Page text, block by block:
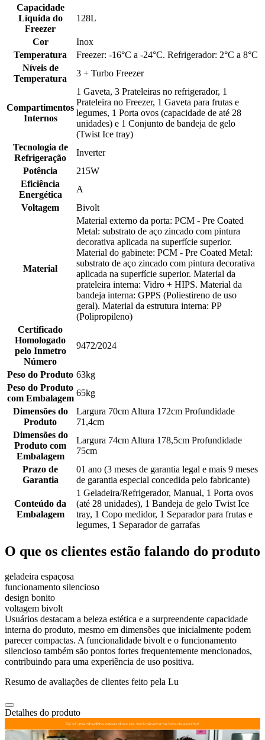
Capacidade
Líquida do
Freezer
128L
Cor
Inox
Temperatura
Freezer: -16°C a -24°C. Refrigerador: 2°C a 8°C
Níveis de
Temperatura
3 + Turbo Freezer
Compartimentos
Internos
1 Gaveta, 3 Prateleiras no refrigerador, 1
Prateleira no Freezer, 1 Gaveta para frutas e
legumes, 1 Porta ovos (capacidade de até 28
unidades) e 1 Conjunto de bandeja de gelo
(Twist Ice tray)
Tecnologia de
Refrigeração
Inverter
Potência
215W
Eficiência
Energética
A
Voltagem
Bivolt
Material
Material externo da porta: PCM - Pre Coated
Metal: substrato de aço zincado com pintura
decorativa aplicada na superfície superior.
Material do gabinete: PCM - Pre Coated Metal:
substrato de aço zincado com pintura decorativa
aplicada na superfície superior. Material da
prateleira interna: Vidro + HIPS. Material da
bandeja interna: GPPS (Poliestireno de uso
geral). Material da estrutura interna: PP
(Polipropileno)
Certificado
Homologado
pelo Inmetro
Número
9472/2024
Peso do Produto 63kg
Peso do Produto
com Embalagem
65kg
Dimensões do
Produto
Largura 70cm Altura 172cm Profundidade
71,4cm
Dimensões do
Produto com
Embalagem
Largura 74cm Altura 178,5cm Profundidade
75cm
Prazo de
Garantia
01 ano (3 meses de garantia legal e mais 9 meses
de garantia especial concedida pelo fabricante)
Conteúdo da
Embalagem
1 Geladeira/Refrigerador, Manual, 1 Porta ovos
(até 28 unidades), 1 Bandeja de gelo Twist Ice
tray, 1 Copo medidor, 1 Separador para frutas e
legumes, 1 Separador de garrafas
O que os clientes estão falando do produto
geladeira espaçosa
funcionamento silencioso
design bonito
voltagem bivolt
Usuários destacam a beleza estética e a surpreendente capacidade
interna do produto, mesmo em dimensões que inicialmente podem
parecer compactas. A funcionalidade bivolt e o funcionamento
silencioso também são pontos fortes frequentemente mencionados,
contribuindo para uma experiência de uso positiva.
Resumo de avaliações de clientes feito pela Lu
Detalhes do produto